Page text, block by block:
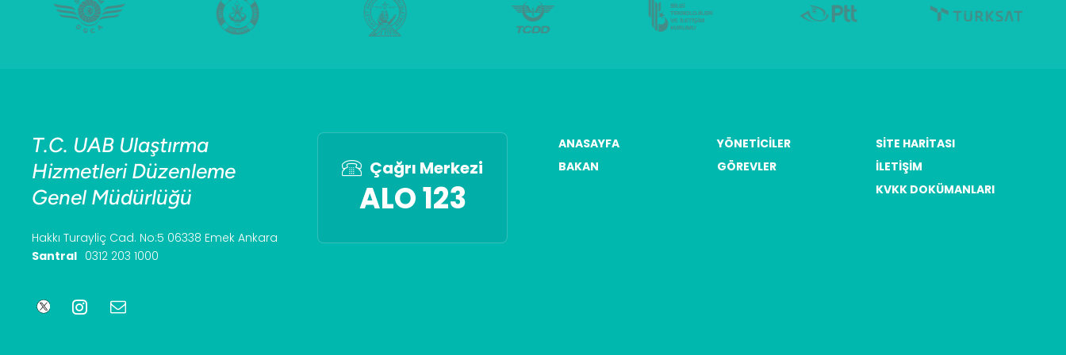
Risk Değerlendirmesi İçin Ortak Emniyet Yöntemi ve Kılavuzu
T.C. UAB Ulaştırma
Hizmetleri Düzenleme
Genel Müdürlüğü
Hakkı Turayliç Cad. No:5 06338 Emek Ankara
Santral 0312 203 1000
Çağrı Merkezi
ALO 123
ANASAYFA
BAKAN
YÖNETICILER
GÖREVLER
SITE HARITASI
İLETIŞIM
KVKK DOKÜMANLARI